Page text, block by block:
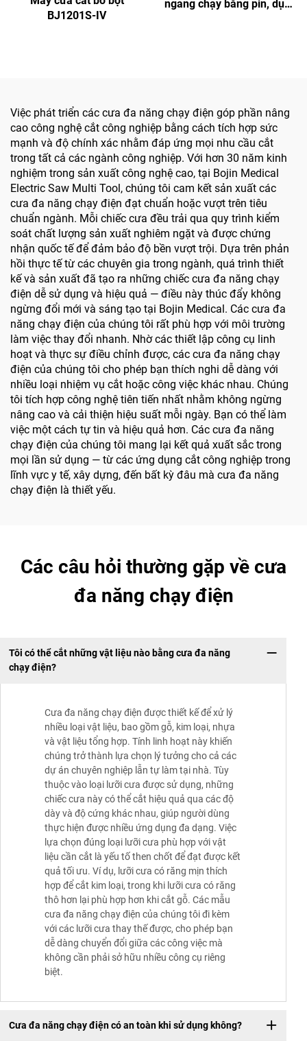
BJ1201S-IV
ngang chạy bằng pin, dụng
Việc phát triển các cưa đa năng chạy điện góp phần nâng
cao công nghệ cắt công nghiệp bằng cách tích hợp sức
mạnh và độ chính xác nhằm đáp ứng mọi nhu cầu cắt
trong tất cả các ngành công nghiệp. Với hơn 30 năm kinh
nghiệm trong sản xuất công nghệ cao, tại Bojin Medical
Electric Saw Multi Tool, chúng tôi cam kết sản xuất các
cưa đa năng chạy điện đạt chuẩn hoặc vượt trên tiêu
chuẩn ngành. Mỗi chiếc cưa đều trải qua quy trình kiểm
soát chất lượng sản xuất nghiêm ngặt và được chứng
nhận quốc tế để đảm bảo độ bền vượt trội. Dựa trên phản
hồi thực tế từ các chuyên gia trong ngành, quá trình thiết
kế và sản xuất đã tạo ra những chiếc cưa đa năng chạy
điện dễ sử dụng và hiệu quả — điều này thúc đẩy không
ngừng đổi mới và sáng tạo tại Bojin Medical. Các cưa đa
năng chạy điện của chúng tôi rất phù hợp với môi trường
làm việc thay đổi nhanh. Nhờ các thiết lập công cụ linh
hoạt và thực sự điều chỉnh được, các cưa đa năng chạy
điện của chúng tôi cho phép bạn thích nghi dễ dàng với
nhiều loại nhiệm vụ cắt hoặc công việc khác nhau. Chúng
tôi tích hợp công nghệ tiên tiến nhất nhằm không ngừng
nâng cao và cải thiện hiệu suất mỗi ngày. Bạn có thể làm
việc một cách tự tin và hiệu quả hơn. Các cưa đa năng
chạy điện của chúng tôi mang lại kết quả xuất sắc trong
mọi lần sử dụng — từ các ứng dụng cắt công nghiệp trong
lĩnh vực y tế, xây dựng, đến bất kỳ đâu mà cưa đa năng
chạy điện là thiết yếu.
Các câu hỏi thường gặp về cưa
đa năng chạy điện
Tôi có thể cắt những vật liệu nào bằng cưa đa năng
chạy điện?
Cưa đa năng chạy điện được thiết kế để xử lý
nhiều loại vật liệu, bao gồm gỗ, kim loại, nhựa
và vật liệu tổng hợp. Tính linh hoạt này khiến
chúng trở thành lựa chọn lý tưởng cho cả các
dự án chuyên nghiệp lẫn tự làm tại nhà. Tùy
thuộc vào loại lưỡi cưa được sử dụng, những
chiếc cưa này có thể cắt hiệu quả qua các độ
dày và độ cứng khác nhau, giúp người dùng
thực hiện được nhiều ứng dụng đa dạng. Việc
lựa chọn đúng loại lưỡi cưa phù hợp với vật
liệu cần cắt là yếu tố then chốt để đạt được kết
quả tối ưu. Ví dụ, lưỡi cưa có răng mịn thích
hợp để cắt kim loại, trong khi lưỡi cưa có răng
thô hơn lại phù hợp hơn khi cắt gỗ. Các mẫu
cưa đa năng chạy điện của chúng tôi đi kèm
với các lưỡi cưa thay thế được, cho phép bạn
dễ dàng chuyển đổi giữa các công việc mà
không cần phải sở hữu nhiều công cụ riêng
biệt.
Cưa đa năng chạy điện có an toàn khi sử dụng không?